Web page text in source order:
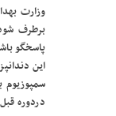
وزارت
برطرف
پاسخگو
این
سمپوزیوم
دردوره